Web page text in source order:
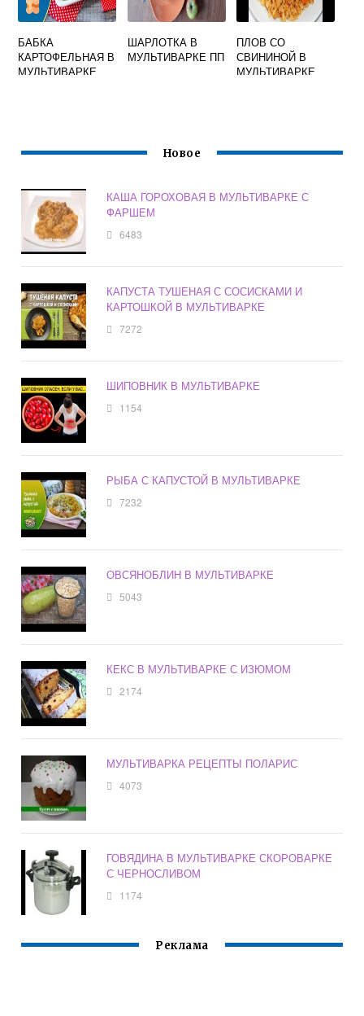
БАБКА
КАРТОФЕЛЬНАЯ В
МУЛЬТИВАРКЕ
ШАРЛОТКА В
МУЛЬТИВАРКЕ ПП
ПЛОВ СО
СВИНИНОЙ В
МУЛЬТИВАРКЕ
Новое
КАША ГОРОХОВАЯ В МУЛЬТИВАРКЕ С
ФАРШЕМ
6483
КАПУСТА ТУШЕНАЯ С СОСИСКАМИ И
КАРТОШКОЙ В МУЛЬТИВАРКЕ
7272
ШИПОВНИК В МУЛЬТИВАРКЕ
1154
РЫБА С КАПУСТОЙ В МУЛЬТИВАРКЕ
7232
ОВСЯНОБЛИН В МУЛЬТИВАРКЕ
5043
КЕКС В МУЛЬТИВАРКЕ С ИЗЮМОМ
2174
МУЛЬТИВАРКА РЕЦЕПТЫ ПОЛАРИС
4073
ГОВЯДИНА В МУЛЬТИВАРКЕ СКОРОВАРКЕ
С ЧЕРНОСЛИВОМ
1174
Реклама